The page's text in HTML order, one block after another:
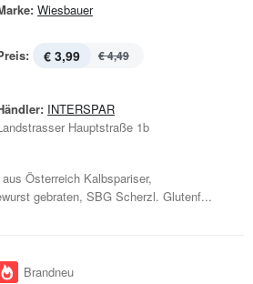
Wiesbauer
€ 3,99 € 4,49
INTERSPAR
Hauptstraße 1b
Österreich Kalbspariser,
gebraten, SBG Scherzl. Glutenf...
Brandneu